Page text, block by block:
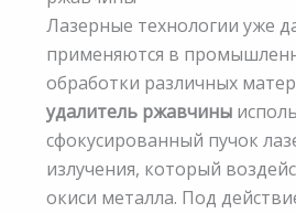
Лазерные технологии уже
применяются в
обработки различных
удалитель ржавчины
сфокусированный пучок
излучения, который
окиси металла. Под